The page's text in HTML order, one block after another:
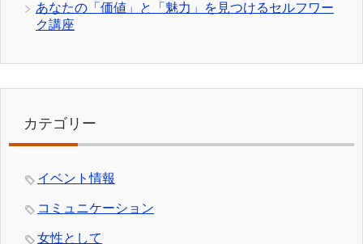
あなたの「価値」と「魅力」を見つけるセルフワー
ク講座
カテゴリー
イベント情報
コミュニケーション
女性として